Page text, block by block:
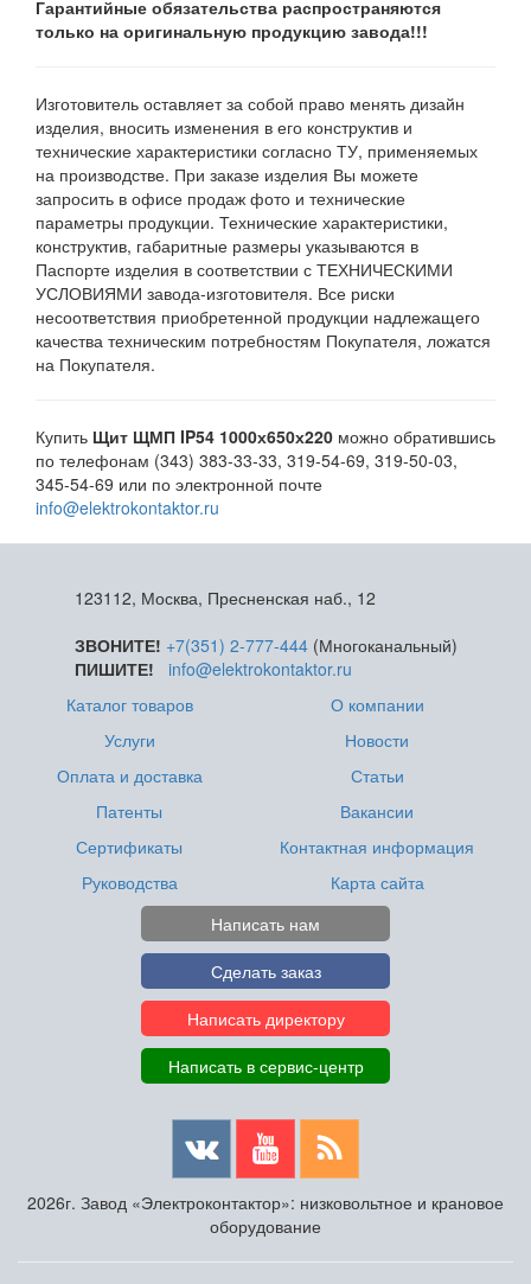
Гарантийные обязательства распространяются
только на оригинальную продукцию завода!!!
Изготовитель оставляет за собой право менять дизайн
изделия, вносить изменения в его конструктив и
технические характеристики согласно ТУ, применяемых
на производстве. При заказе изделия Вы можете
запросить в офисе продаж фото и технические
параметры продукции. Технические характеристики,
конструктив, габаритные размеры указываются в
Паспорте изделия в соответствии с ТЕХНИЧЕСКИМИ
УСЛОВИЯМИ завода-изготовителя. Все риски
несоответствия приобретенной продукции надлежащего
качества техническим потребностям Покупателя, ложатся
на Покупателя.
Купить Щит ЩМП IP54 1000х650х220 можно обратившись
по телефонам (343) 383-33-33, 319-54-69, 319-50-03,
345-54-69 или по электронной почте
info@elektrokontaktor.ru
123112, Москва, Пресненская наб., 12
ЗВОНИТЕ! +7(351) 2-777-444(Многоканальный)
ПИШИТЕ!
info@elektrokontaktor.ru
Каталог товаров
Услуги
Оплата и доставка
Патенты
Сертификаты
Руководства
О компании
Новости
Статьи
Вакансии
Контактная информация
Карта сайта
Написать нам
Сделать заказ
Написать директору
Написать в сервис-центр
2026г. Завод «Электроконтактор»: низковольтное и крановое
оборудование